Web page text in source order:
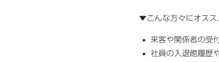
▼こんな方々にオスス
来客や関係者の受
社員の入退館履歴